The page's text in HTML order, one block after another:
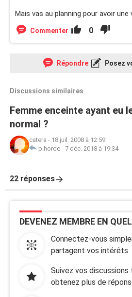
Mais vas au planning pour avoir
Commenter 0
Répondre Posez
Discussions similaires
Femme enceinte ayant eu
normal ?
catera - 18 juil. 2008 à 12:59
p.horde - 7 déc. 2018 à 19:34
22 réponses
DEVENEZ MEMBRE EN
Connectez-vous
partagent vos intérêts
Suivez vos
obtenez plus de